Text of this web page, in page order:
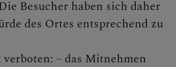
Besucher haben sich daher
des Ortes entsprechend zu
– das Mitnehmen